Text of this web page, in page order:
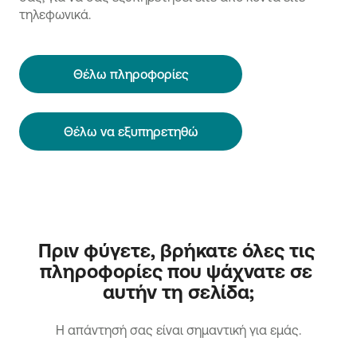
τηλεφωνικά.
Θέλω πληροφορίες
Θέλω να εξυπηρετηθώ
Πριν φύγετε, βρήκατε όλες τις
πληροφορίες που ψάχνατε σε
αυτήν τη σελίδα;
H απάντησή σας είναι σημαντική για εμάς.